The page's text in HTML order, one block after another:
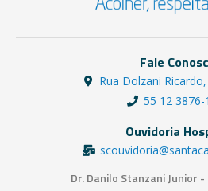
Fale
Rua Dolzani
55 12 3876-
Ouvidoria
Dr. Danilo Stanzani Junior